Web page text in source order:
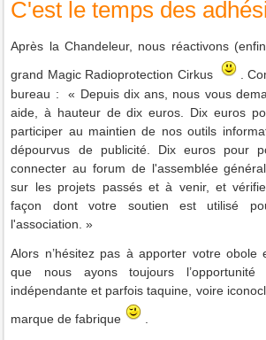
C'est le temps des
Après la Chandeleur, nous réactivons
grand Magic Radioprotection Cirkus
.
bureau : « Depuis dix ans, nous vous
aide, à hauteur de dix euros. Dix euros
participer au maintien de nos outils
dépourvus de publicité. Dix euros pour
connecter au forum de l'assemblée
sur les projets passés et à venir, et
façon dont votre soutien est utilisé
l'association. »
Alors n’hésitez pas à apporter votre obole
que nous ayons toujours l’opportunité
indépendante et parfois taquine, voire
marque de fabrique .